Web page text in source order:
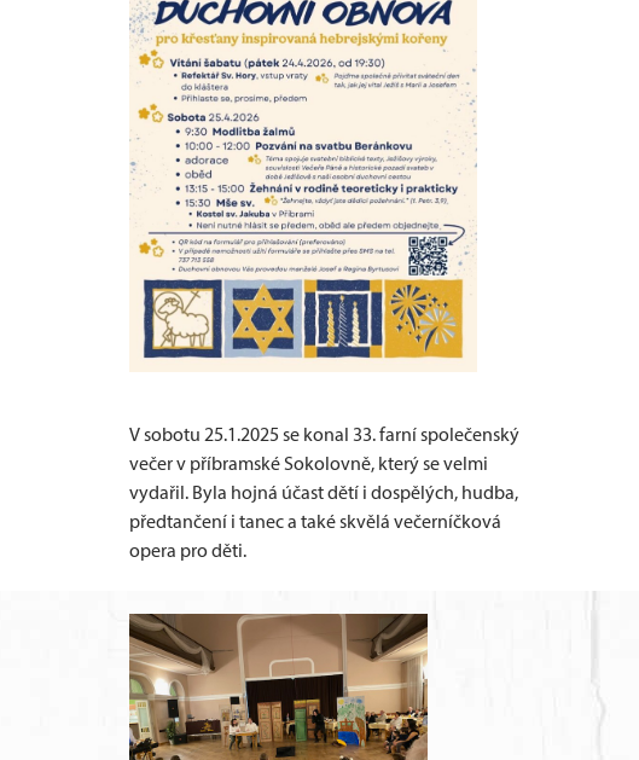
V sobotu 25.1.2025 se konal 33. farní společenský
večer v příbramské Sokolovně, který se velmi
vydařil. Byla hojná účast dětí i dospělých, hudba,
předtančení i tanec a také skvělá večerníčková
opera pro děti.